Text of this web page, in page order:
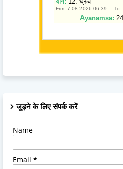
जुड़ने के लिए संपर्क करें
Name
Email *